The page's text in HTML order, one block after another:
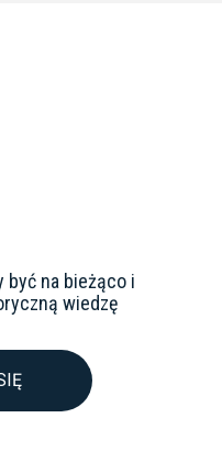
być na bieżąco i
wiedzę